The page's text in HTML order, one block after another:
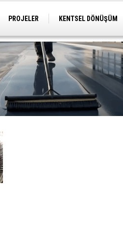
PROJELER KENTSEL DÖNÜŞÜM